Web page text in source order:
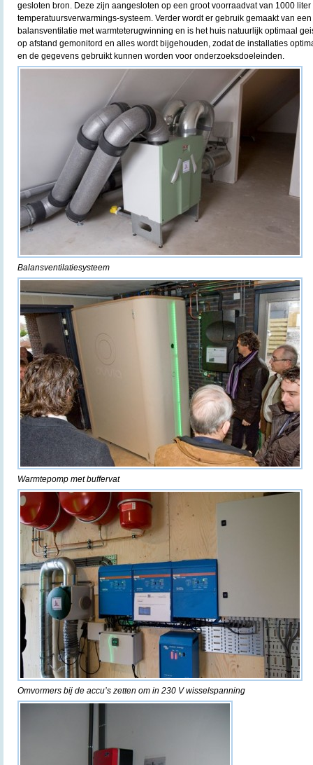
gesloten bron. Deze zijn aangesloten op een groot voorraadvat van 1000
temperatuursverwarmings-systeem. Verder wordt er gebruik gemaakt van
balansventilatie met warmteterugwinning en is het huis natuurlijk optimaal
op afstand gemonitord en alles wordt bijgehouden, zodat de installaties
en de gegevens gebruikt kunnen worden voor onderzoeksdoeleinden.
Balansventilatiesysteem
Warmtepomp met buffervat
Omvormers bij de accu’s zetten om in 230 V wisselspanning